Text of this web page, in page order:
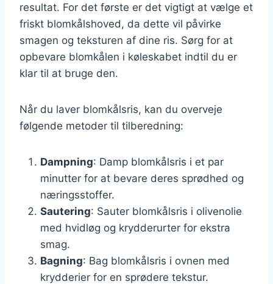
resultat. For det første er det vigtigt at vælge et
friskt blomkålshoved, da dette vil påvirke
smagen og teksturen af dine ris. Sørg for at
opbevare blomkålen i køleskabet indtil du er
klar til at bruge den.
Når du laver blomkålsris, kan du overveje
følgende metoder til tilberedning:
Dampning: Damp blomkålsris i et par
minutter for at bevare deres sprødhed og
næringsstoffer.
Sautering: Sauter blomkålsris i olivenolie
med hvidløg og krydderurter for ekstra
smag.
Bagning: Bag blomkålsris i ovnen med
krydderier for en sprødere tekstur.